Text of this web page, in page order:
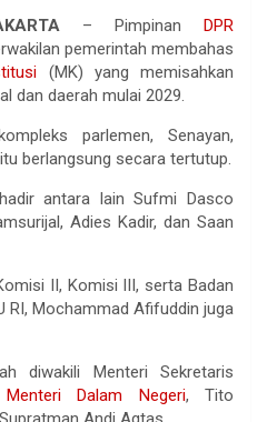
– Pimpinan DPR
pemerintah membahas
(MK) yang memisahkan
dan daerah mulai 2029.
parlemen, Senayan,
berlangsung secara tertutup.
antara lain Sufmi Dasco
Adies Kadir, dan Saan
II, Komisi III, serta Badan
RI, Mochammad Afifuddin juga
diwakili Menteri Sekretaris
Menteri Dalam Negeri, Tito